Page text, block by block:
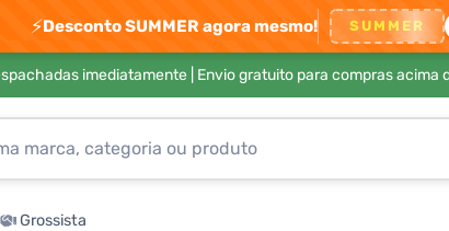
⚡Desconto SUMMER agora mesmo! SUMMER
imediatamente | Envio gratuito para compras acima
Grossista